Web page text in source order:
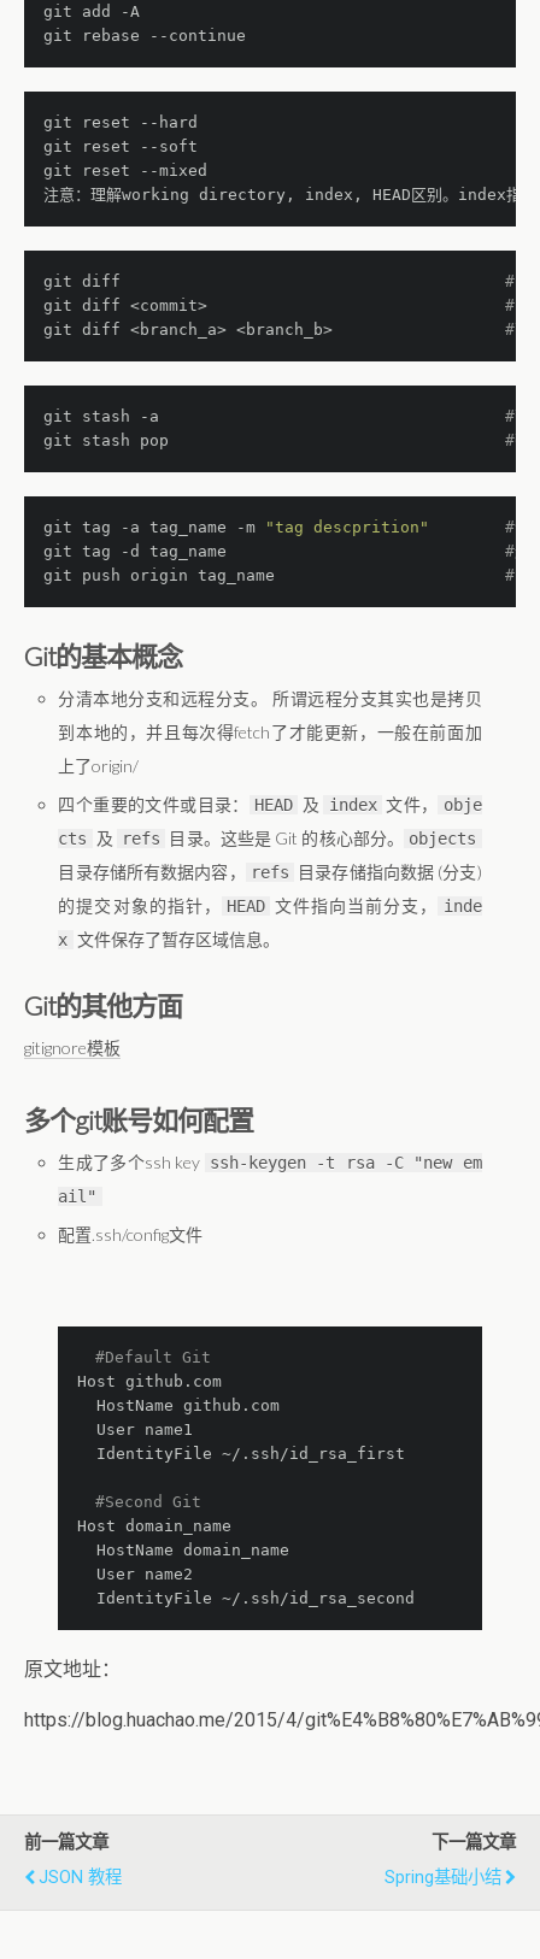
git add -A
git rebase --continue
git reset --hard
git reset --soft
git reset --mixed
注意：理解working directory, index, HEAD区别。index指
git diff
#当
git diff <commit>
#当
git diff <branch_a> <branch_b>
#两
git stash -a
#暂
git stash pop
#弹
git tag -a tag_name -m "tag descprition"
#创
git tag
-d tag_name
#删
git push origin tag_name
Git的基本概念
分清本地分支和远程分支。 所谓远程分支其实也是拷贝
到本地的，并且每次得fetch了才能更新，一般在前面加
上了origin/
四个重要的文件或目录：
HEAD 及 index 文件，
obje
cts
及 refs 目录。这些是 Git 的核心部分。 objects
目录存储所有数据内容， refs
目录存储指向数据 (分支)
的提交对象的指针，
HEAD 文件指向当前分支，
inde
x 文件保存了暂存区域信息。
Git的其他方面
gitignore模板
多个git账号如何配置
生成了多个ssh key ssh-keygen -t rsa -C "new em
ail"
配置.ssh/config文件
#Default Git
Host github.com
  HostName github.com
  User name1
  IdentityFile ~/.ssh/id_rsa_first
#Second Git
Host domain_name
  HostName domain_name
  User name2
  IdentityFile ~/.ssh/id_rsa_second
原文地址：
https://blog.huachao.me/2015/4/
前一篇文章
JSON 教程
下一篇文章
Spring基础小结